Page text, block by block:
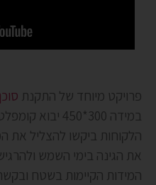
פרויקט מיוחד של התקנת
במידה 300*450
הלקוחות ביקשו להצליל את
את הגינה בימי השמש
המידות הקיימות בשטח